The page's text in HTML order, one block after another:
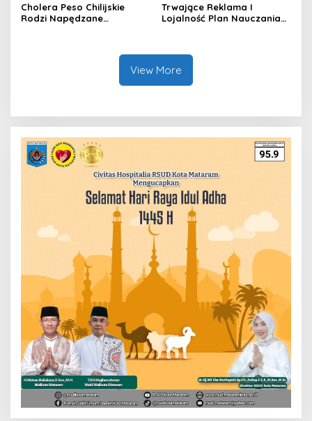
Cholera Peso Chilijskie
Rodzi Napędzane
Trwające Reklama I
Lojalność Plan Nauczania
View More